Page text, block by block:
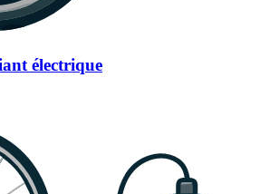
électrique